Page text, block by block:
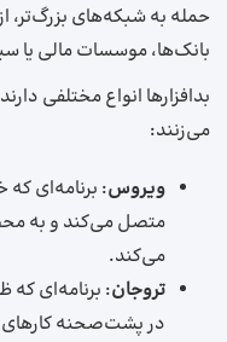
حمله به شبکه‌های بزرگ‌تر،
بانک‌ها، موسسات مالی یا
بدافزارها انواع مختلفی
می‌زنند:
ویروس: برنامه‌ای که
متصل می‌کند و به
می‌کند.
تروجان: برنامه‌ای که
در پشت‌صحنه